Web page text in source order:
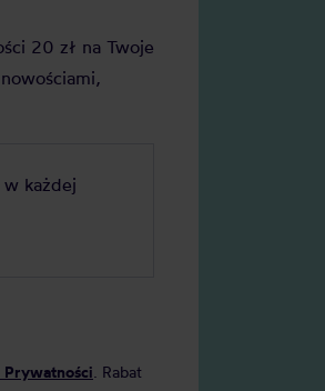
20 zł na Twoje
każdej
. Rabat